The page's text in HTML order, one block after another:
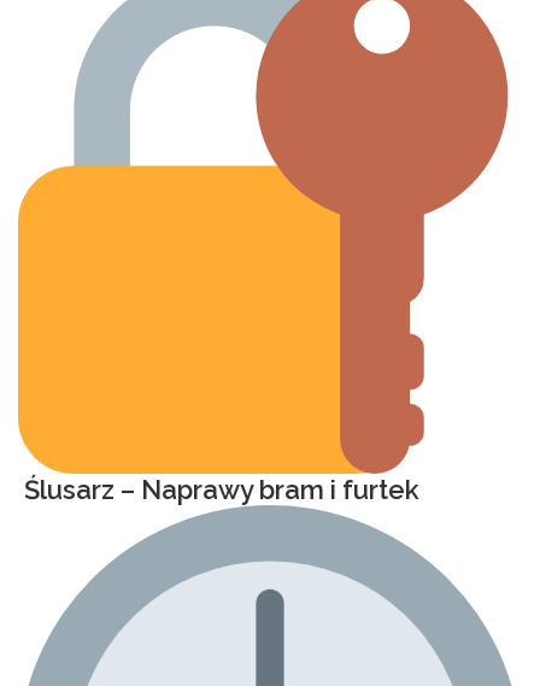
Ślusarz – Naprawy bram i furtek